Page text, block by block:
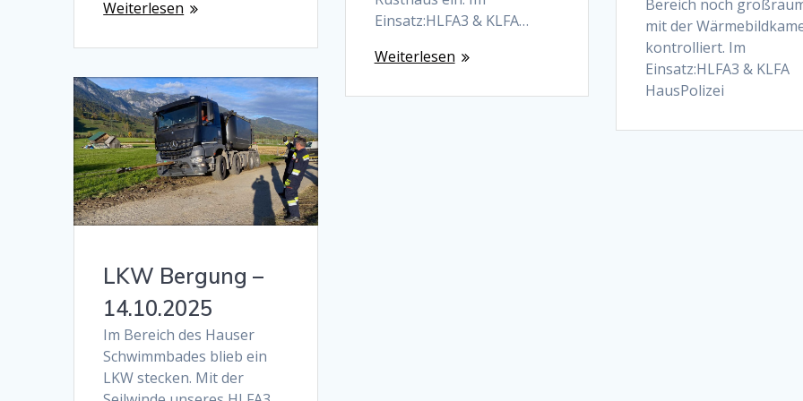
Weiterlesen
Einsatz:HLFA3 & KLFA…
Weiterlesen
Bereich noch
mit der
kontrolliert. Im
Einsatz:HLFA3 & KLFA
HausPolizei
LKW Bergung –
14.10.2025
Im Bereich des Hauser
Schwimmbades blieb ein
LKW stecken. Mit der